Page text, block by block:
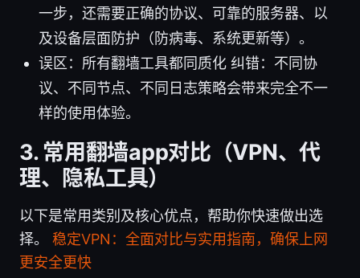
一步，还需要正确的协议、可靠的服务器、以
及设备层面防护（防病毒、系统更新等）。
误区：所有翻墙工具都同质化 纠错：不同协
议、不同节点、不同日志策略会带来完全不一
样的使用体验。
3. 常用翻墙app对比（VPN、代
理、隐私工具）
以下是常用类别及核心优点，帮助你快速做出选
择。 稳定VPN：全面对比与实用指南，确保上网
更安全更快